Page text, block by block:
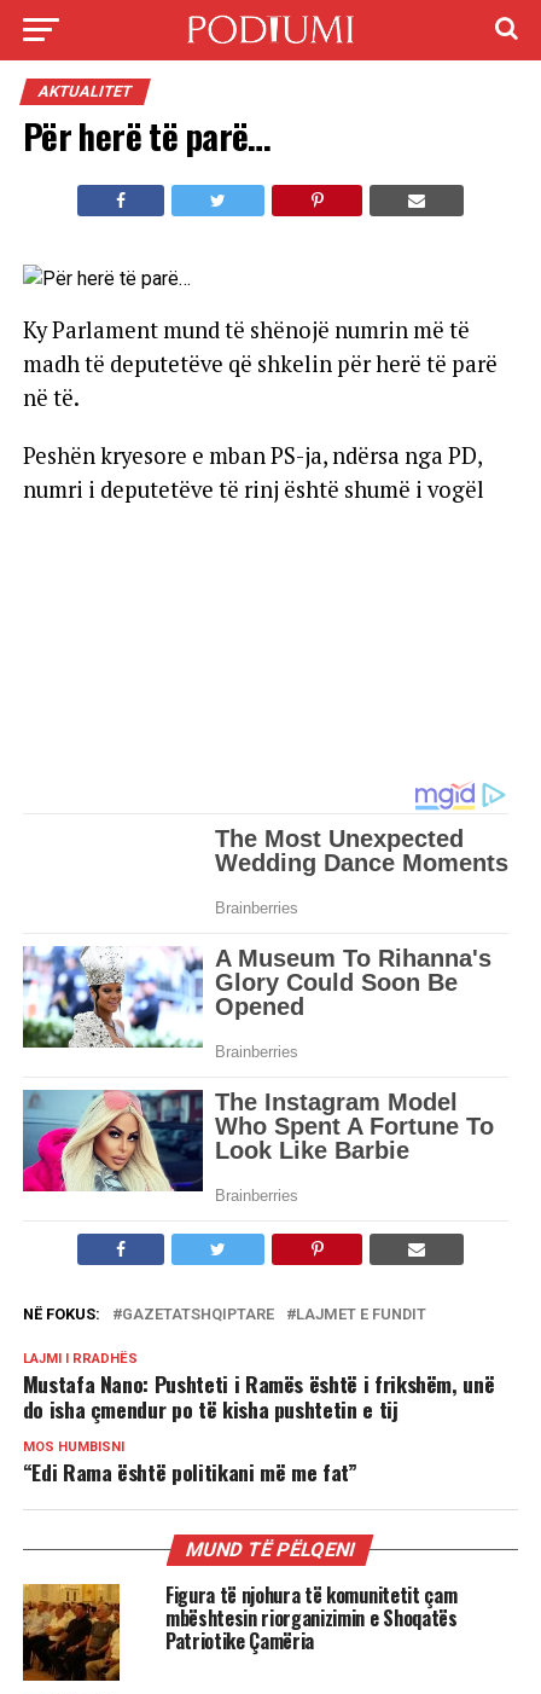
AKTUALITET
Për herë të parë…
Ky Parlament mund të shënojë numrin më të
madh të deputetëve që shkelin për herë të parë
në të.
Peshën kryesore e mban PS-ja, ndërsa nga PD,
numri i deputetëve të rinj është shumë i vogël
NË FOKUS: GAZETATSHQIPTARE LAJMET E FUNDIT
LAJMI I RRADHËS
Mustafa Nano: Pushteti i Ramës është i frikshëm, unë
do isha çmendur po të kisha pushtetin e tij
MOS HUMBISNI
“Edi Rama është politikani më me fat”
MUND TË PËLQENI
Figura të njohura të komunitetit çam
mbështesin riorganizimin e Shoqatës
Patriotike Çamëria